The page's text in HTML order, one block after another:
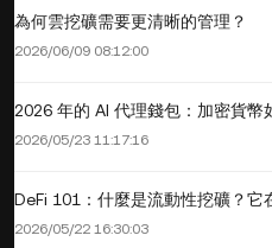
為何雲挖礦需要更清晰的管理？
2026/06/09 08:12:00
2026 年的 AI 代理錢包：加密貨幣
2026/05/23 11:17:16
DeFi 101：什麼是流動性挖礦？它
2026/05/22 16:30:03